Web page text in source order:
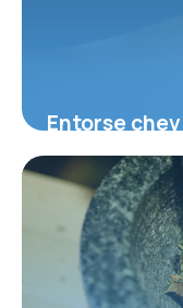
Entorse
top
2 juin 2026